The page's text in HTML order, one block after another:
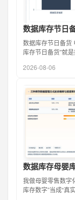
数据库存节日
数据库存节日备货
库存节日备货”就
2026-08-06
数据库存母婴
我做母婴零售数字
库存数字”当成“真